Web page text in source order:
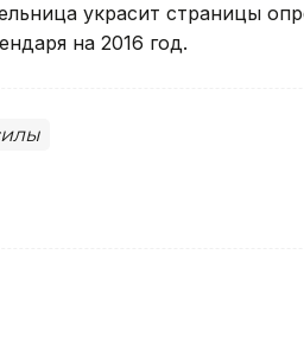
украсит страницы
на 2016 год.